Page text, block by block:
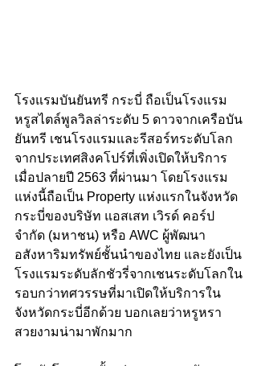
โรงแรมบันยันทรี กระบี่ ถือเป็นโรงแรม
หรูสไตล์พูลวิลล่าระดับ 5 ดาวจากเครือบัน
ยันทรี เชนโรงแรมและรีสอร์ทระดับโลก
จากประเทศสิงคโปร์ที่เพิ่งเปิดให้บริการ
เมื่อปลายปี 2563 ที่ผ่านมา โดยโรงแรม
แห่งนี้ถือเป็น Property แห่งแรกในจังหวัด
กระบี่ของบริษัท แอสเสท เวิรด์ คอร์ป
จำกัด (มหาชน) หรือ AWC ผู้พัฒนา
อสังหาริมทรัพย์ชั้นนำของไทย และยังเป็น
โรงแรมระดับลักชัวรี่จากเชนระดับโลกใน
รอบกว่าทศวรรษที่มาเปิดให้บริการใน
จังหวัดกระบี่อีกด้วย บอกเลยว่าหรูหรา
สวยงามน่ามาพักมาก